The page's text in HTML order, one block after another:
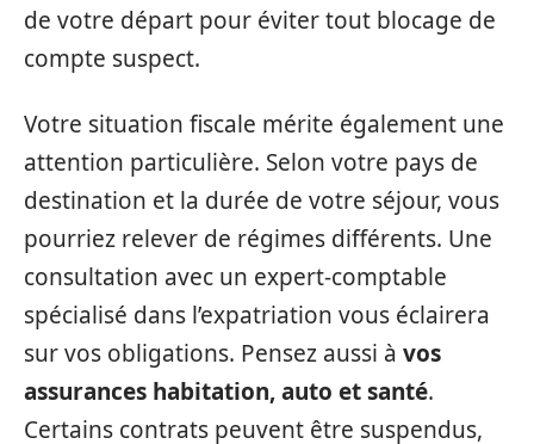
de votre départ pour éviter tout blocage de
compte suspect.
Votre situation fiscale mérite également une
attention particulière. Selon votre pays de
destination et la durée de votre séjour, vous
pourriez relever de régimes différents. Une
consultation avec un expert-comptable
spécialisé dans l’expatriation vous éclairera
sur vos obligations. Pensez aussi à vos
assurances habitation, auto et santé.
Certains contrats peuvent être suspendus,